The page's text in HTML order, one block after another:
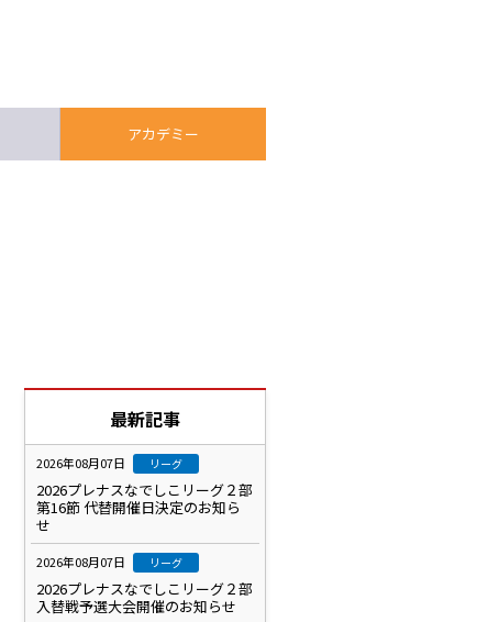
アカデミー
最新記事
2026年08月07日 リーグ
2026プレナスなでしこリーグ２部
第16節 代替開催日決定のお知ら
せ
2026年08月07日 リーグ
2026プレナスなでしこリーグ２部
入替戦予選大会開催のお知らせ